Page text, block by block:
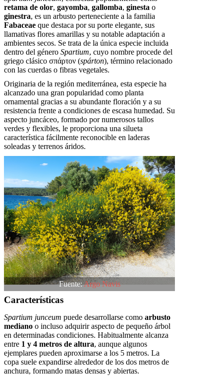
retama de olor, gayomba, gallomba, ginesta o
ginestra, es un arbusto perteneciente a la familia
Fabaceae que destaca por su porte elegante, sus
llamativas flores amarillas y su notable adaptación a
ambientes secos. Se trata de la única especie incluida
dentro del género Spartium, cuyo nombre procede del
griego clásico σπάρτον (spárton), término relacionado
con las cuerdas o fibras vegetales.
Originaria de la región mediterránea, esta especie ha
alcanzado una gran popularidad como planta
ornamental gracias a su abundante floración y a su
resistencia frente a condiciones de escasa humedad. Su
aspecto juncáceo, formado por numerosos tallos
verdes y flexibles, le proporciona una silueta
característica fácilmente reconocible en laderas
soleadas y terrenos áridos.
Fuente:Argo Navis
Características
Spartium junceum puede desarrollarse como arbusto
mediano o incluso adquirir aspecto de pequeño árbol
en determinadas condiciones. Habitualmente alcanza
entre 1 y 4 metros de altura, aunque algunos
ejemplares pueden aproximarse a los 5 metros. La
copa suele expandirse alrededor de los dos metros de
anchura, formando matas densas y abiertas.